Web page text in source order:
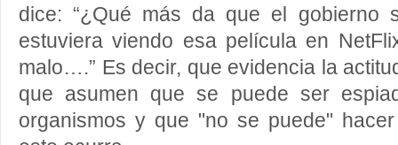
dice: “¿Qué más da que el
estuviera viendo esa película en
malo….” Es decir, que evidencia la
que asumen que se puede ser
organismos y que "no se puede"